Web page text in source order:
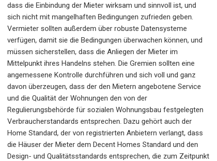
dass die Einbindung der Mieter wirksam und sinnvoll ist, und
sich nicht mit mangelhaften Bedingungen zufrieden geben.
Vermieter sollten außerdem über robuste Datensysteme
verfügen, damit sie die Bedingungen überwachen können, und
müssen sicherstellen, dass die Anliegen der Mieter im
Mittelpunkt ihres Handelns stehen. Die Gremien sollten eine
angemessene Kontrolle durchführen und sich voll und ganz
davon überzeugen, dass der den Mietern angebotene Service
und die Qualität der Wohnungen den von der
Regulierungsbehörde für sozialen Wohnungsbau festgelegten
Verbraucherstandards entsprechen. Dazu gehört auch der
Home Standard, der von registrierten Anbietern verlangt, dass
die Häuser der Mieter dem Decent Homes Standard und den
Design- und Qualitätsstandards entsprechen, die zum Zeitpunkt